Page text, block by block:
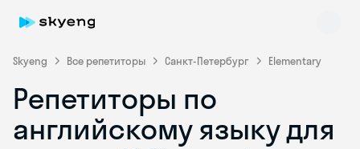
Skyeng Все репетиторы Санкт-Петербург Elementary
Репетиторы по
английскому языку для